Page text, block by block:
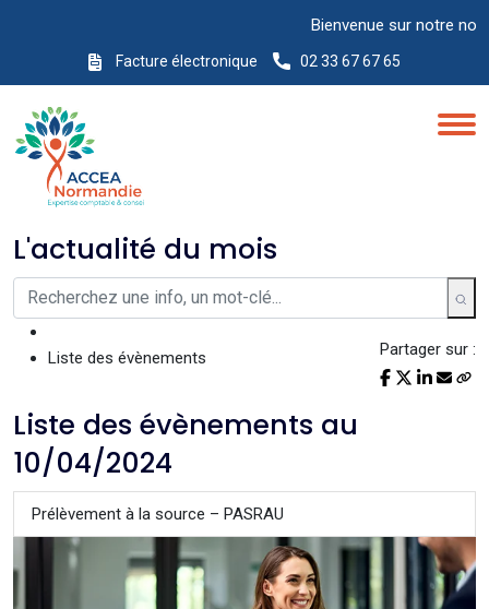
Bienvenue sur notre
Facture électronique 02 33 67 67 65
L'actualité du mois
Liste des évènements Partager sur :
Liste des évènements au
10/04/2024
Prélèvement à la source – PASRAU